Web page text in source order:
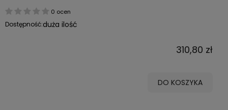
0 ocen
Dostępność:duża ilość
310,80 zł
DO KOSZYKA